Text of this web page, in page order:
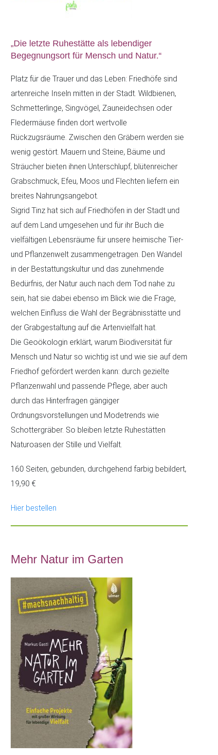
„Die letzte Ruhestätte als lebendiger
Begegnungsort für Mensch und Natur.“
Platz für die Trauer und das Leben: Friedhöfe sind
artenreiche Inseln mitten in der Stadt. Wildbienen,
Schmetterlinge, Singvögel, Zauneidechsen oder
Fledermäuse finden dort wertvolle
Rückzugsräume. Zwischen den Gräbern werden sie
wenig gestört. Mauern und Steine, Bäume und
Sträucher bieten ihnen Unterschlupf, blütenreicher
Grabschmuck, Efeu, Moos und Flechten liefern ein
breites Nahrungsangebot.
Sigrid Tinz hat sich auf Friedhöfen in der Stadt und
auf dem Land umgesehen und für ihr Buch die
vielfältigen Lebensräume für unsere heimische Tier-
und Pflanzenwelt zusammengetragen. Den Wandel
in der Bestattungskultur und das zunehmende
Bedürfnis, der Natur auch nach dem Tod nahe zu
sein, hat sie dabei ebenso im Blick wie die Frage,
welchen Einfluss die Wahl der Begräbnisstätte und
der Grabgestaltung auf die Artenvielfalt hat.
Die Geoökologin erklärt, warum Biodiversität für
Mensch und Natur so wichtig ist und wie sie auf dem
Friedhof gefördert werden kann: durch gezielte
Pflanzenwahl und passende Pflege, aber auch
durch das Hinterfragen gängiger
Ordnungsvorstellungen und Modetrends wie
Schottergräber. So bleiben letzte Ruhestätten
Naturoasen der Stille und Vielfalt.
160 Seiten, gebunden, durchgehend farbig bebildert,
19,90 €
Hier bestellen
Mehr Natur im Garten